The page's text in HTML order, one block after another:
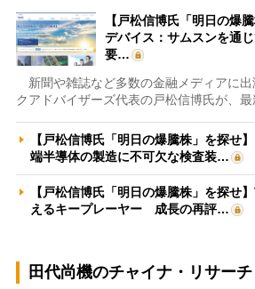
【戸松信博氏「明日の爆
デバイス：サムスンを通
要…
新聞や雑誌など多数の金融メディアに出
クアドバイザーズ代表の戸松信博氏が、最
【戸松信博氏「明日の爆騰株」を探せ
端半導体の製造に不可欠な検査装…
【戸松信博氏「明日の爆騰株」を探せ
えるキープレーヤー 成長の再評…
田代尚機のチャイナ・リサーチ